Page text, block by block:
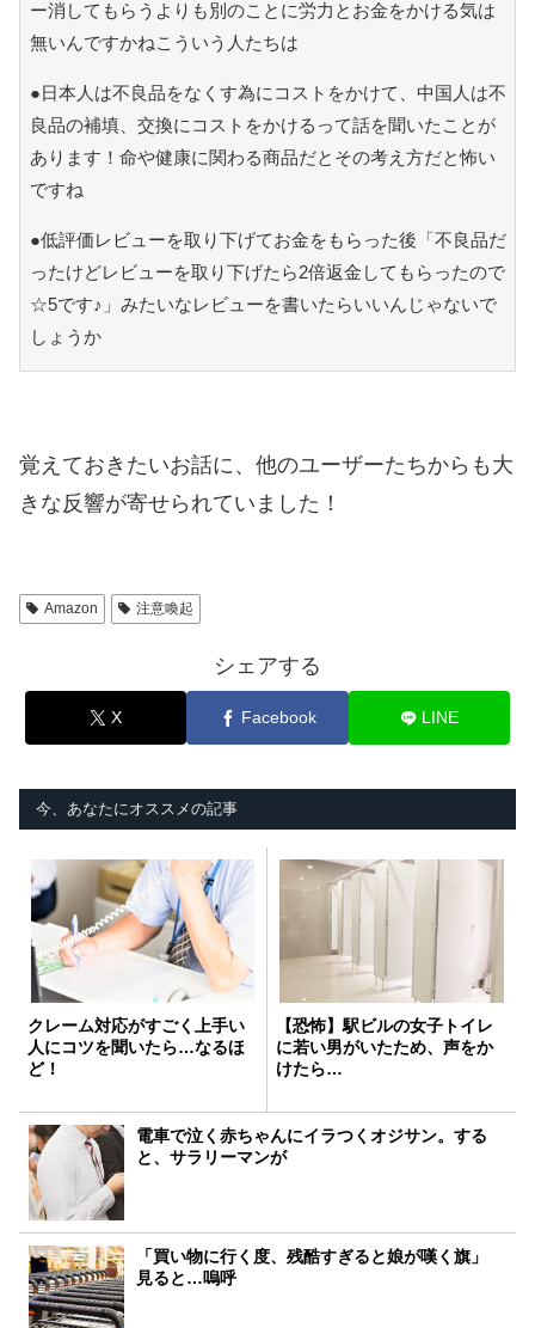
ー消してもらうよりも別のことに労力とお金をかける気は
無いんですかねこういう人たちは
●日本人は不良品をなくす為にコストをかけて、中国人は不
良品の補填、交換にコストをかけるって話を聞いたことが
あります！命や健康に関わる商品だとその考え方だと怖い
ですね
●低評価レビューを取り下げてお金をもらった後「不良品だ
ったけどレビューを取り下げたら2倍返金してもらったので
☆5です♪」みたいなレビューを書いたらいいんじゃないで
しょうか
覚えておきたいお話に、他のユーザーたちからも大
きな反響が寄せられていました！
Amazon 注意喚起
シェアする
X Facebook LINE
今、あなたにオススメの記事
クレーム対応がすごく上手い
人にコツを聞いたら…なるほ
ど！
【恐怖】駅ビルの女子トイレ
に若い男がいたため、声をか
けたら…
電車で泣く赤ちゃんにイラつくオジサン。する
と、サラリーマンが
「買い物に行く度、残酷すぎると娘が嘆く旗」
見ると…嗚呼